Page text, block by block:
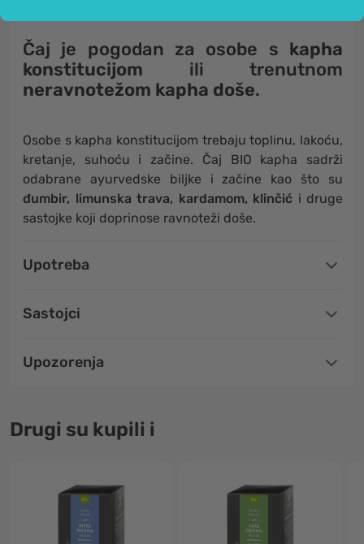
Čaj je pogodan za osobe s kapha
konstitucijom ili trenutnom
neravnotežom kapha doše.
Osobe s kapha konstitucijom trebaju toplinu, lakoću,
kretanje, suhoću i začine. Čaj BIO kapha sadrži
odabrane ayurvedske biljke i začine kao što su
đumbir, limunska trava, kardamom, klinčić i druge
sastojke koji doprinose ravnoteži doše.
Upotreba
Sastojci
Upozorenja
Drugi su kupili i